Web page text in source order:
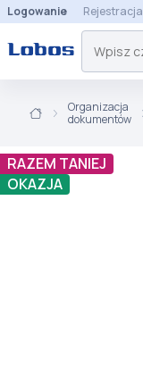
Logowanie Rejestracja
Organizacja
dokumentów
RAZEM TANIEJ
OKAZJA